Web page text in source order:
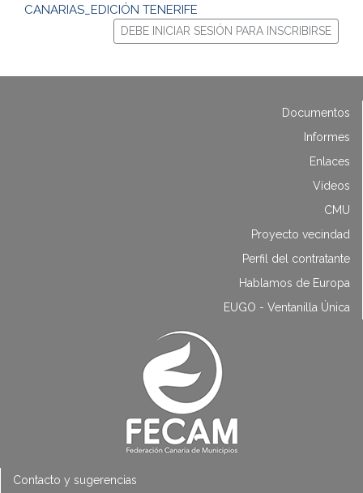
CANARIAS_EDICIÓN TENERIFE
DEBE INICIAR SESIÓN PARA INSCRIBIRSE
Documentos
Informes
Enlaces
Vídeos
CMU
Proyecto vecindad
Perfil del contratante
Hablamos de Europa
EUGO - Ventanilla Única
Contacto y sugerencias